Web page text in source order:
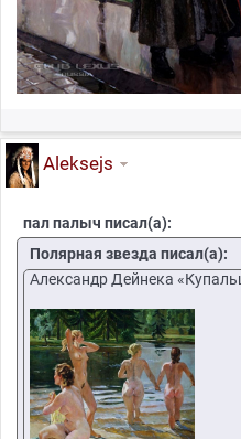
Aleksejs
пал палыч писал(а):
Полярная звезда писал(а):
Александр Дейнека